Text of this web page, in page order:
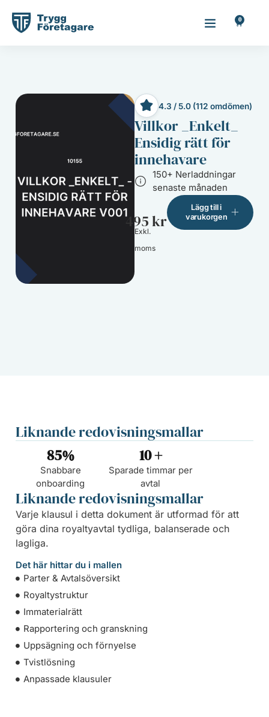
0
4.3 / 5.0 (112 omdömen)
Villkor _Enkelt_
Ensidig rätt för
innehavare
150+ Nerladdningar
senaste månaden
495kr
Exkl.
moms
Lägg till i
varukorgen
Liknande redovisningsmallar
Snabbare
onboarding
85%
Sparade timmar per
avtal
10 +
Liknande redovisningsmallar
Varje klausul i detta dokument är utformad för att
göra dina royaltyavtal tydliga, balanserade och
lagliga.
Det här hittar du i mallen
Parter & Avtalsöversikt
Royaltystruktur
Immaterialrätt
Rapportering och granskning
Uppsägning och förnyelse
Tvistlösning
Anpassade klausuler